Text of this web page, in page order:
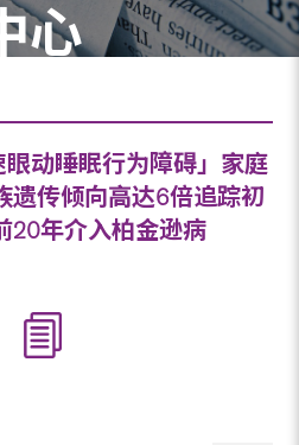
心
动睡眠行为障碍」家庭
遗传倾向高达6倍追踪初
20年介入柏金逊病